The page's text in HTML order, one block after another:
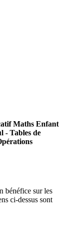
Maths Enfant
- Tables de
bénéfice sur les
ci-dessus sont